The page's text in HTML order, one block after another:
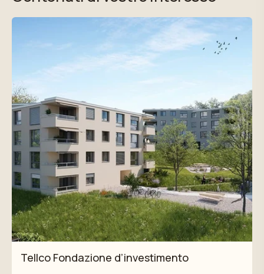
Tellco Fondazione d’investimento